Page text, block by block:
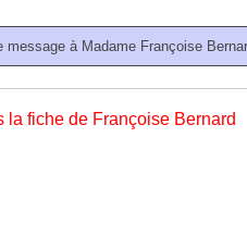
la fiche de Françoise Bernard